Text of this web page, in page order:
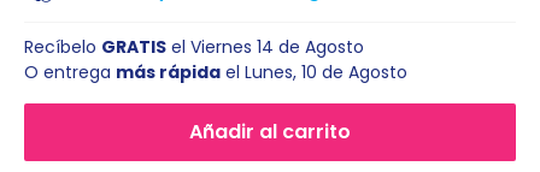
Añadir al carrito
Recíbelo GRATIS el Viernes 14 de Agosto
O entrega más rápida el Lunes, 10 de Agosto